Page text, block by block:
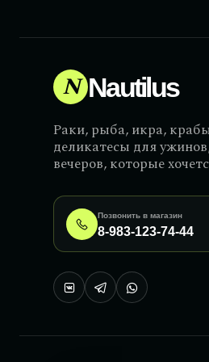
N Nautilus
Раки, рыба, икра,
деликатесы для
вечеров, которые
Позвонить в магазин
8-983-123-74-44